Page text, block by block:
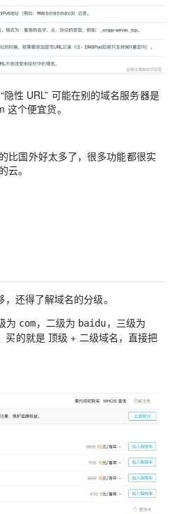
隐性 URL” 可能在别的域名服务器是
个便宜货。
比国外好太多了，很多功能都很实
云。
还得了解域名的分级。
为 com，二级为 baidu，三级为
买的就是 顶级 + 二级域名 ，直接把